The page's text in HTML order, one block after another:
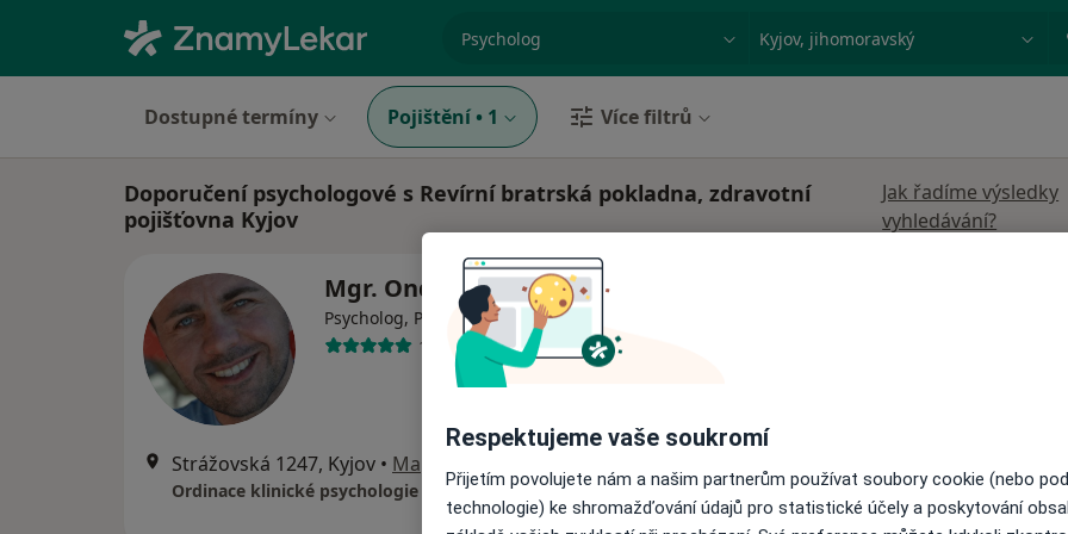
Město nebo region
Dostupné termíny Pojištění • 1 Více filtrů
Doporučení psychologové s Revírní bratrská pokladna, zdravotní
pojišťovna Kyjov
Jak řadíme výsledky
vyhledávání?
Mgr. Ondřej Ptáček
Psycholog, Psychoterapeut·Více
1 názor
Strážovská 1247, Kyjov • Mapa
Ordinace klinické psychologie Profero s.r.o.
Respektujeme vaše soukromí
Přijetím povolujete nám a našim partnerům používat soubory cookie (nebo
technologie) ke shromažďování údajů pro statistické účely a poskytování